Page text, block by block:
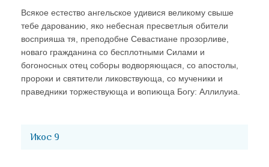
Всякое естество ангельское удивися великому свыше
тебе дарованию, яко небесная пресветлыя обители
восприяша тя, преподобне Севастиане прозорливе,
новаго гражданина со бесплотными Силами и
богоносных отец соборы водворяющася, со апостолы,
пророки и святители ликовствующа, со мученики и
праведники торжествующа и вопиюща Богу: Аллилуиа.
Икос 9